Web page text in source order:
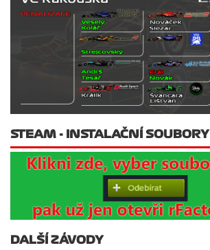
STEAM - INSTALAČNÍ SOUBORY
DALŠÍ ZÁVODY